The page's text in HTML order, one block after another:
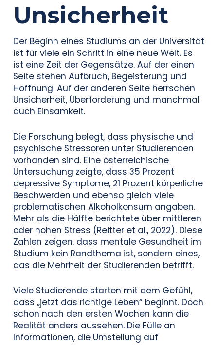
Unsicherheit
Der Beginn eines Studiums an der Universität
ist für viele ein Schritt in eine neue Welt. Es
ist eine Zeit der Gegensätze. Auf der einen
Seite stehen Aufbruch, Begeisterung und
Hoffnung. Auf der anderen Seite herrschen
Unsicherheit, Überforderung und manchmal
auch Einsamkeit.
Die Forschung belegt, dass physische und
psychische Stressoren unter Studierenden
vorhanden sind. Eine österreichische
Untersuchung zeigte, dass 35 Prozent
depressive Symptome, 21 Prozent körperliche
Beschwerden und ebenso gleich viele
problematischen Alkoholkonsum angaben.
Mehr als die Hälfte berichtete über mittleren
oder hohen Stress (Reitter et al., 2022). Diese
Zahlen zeigen, dass mentale Gesundheit im
Studium kein Randthema ist, sondern eines,
das die Mehrheit der Studierenden betrifft.
Viele Studierende starten mit dem Gefühl,
dass „jetzt das richtige Leben“ beginnt. Doch
schon nach den ersten Wochen kann die
Realität anders aussehen. Die Fülle an
Informationen, die Umstellung auf